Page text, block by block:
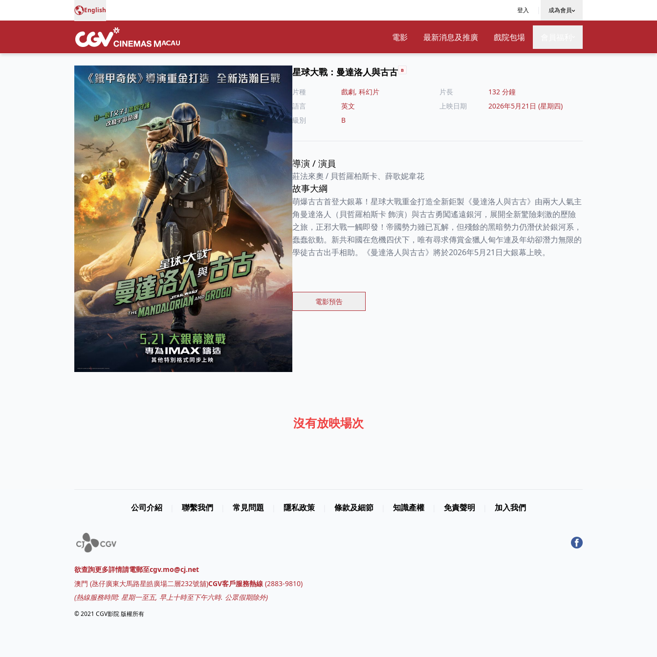
English 登入 成為會員
電影 最新消息及推廣 戲院包場
星球大戰：曼達洛人與古古 B
片種 戲劇, 科幻片 片長
132 分鐘
語言
英文 上映日期
2026年5月21日 (星期四)
級別
B
導演 / 演員
莊法來奧/ 貝哲羅柏斯卡、薛歌妮韋花
故事大綱
萌爆古古首登大銀幕！星球大戰重金打造全新鉅製《曼達洛人與古古》由兩大人氣主
角曼達洛人（貝哲羅柏斯卡 飾演）與古古勇闖遙遠銀河，展開全新驚險刺激的歷險
之旅，正邪大戰一觸即發！帝國勢力雖已瓦解，但殘餘的黑暗勢力仍潛伏於銀河系，
蠢蠢欲動。新共和國在危機四伏下，唯有尋求傳賞金獵人甸乍連及年幼卻潛力無限的
學徒古古出手相助。《曼達洛人與古古》將於2026年5月21日大銀幕上映。
電影預告
沒有放映場次
公司介紹 聯繫我們 常見問題 隱私政策 條款及細節 知識產權 免責聲明 加入我們
欲查詢更多詳情請電郵至cgv.mo@cj.net
澳門 (氹仔廣東大馬路星皓廣場二層232號舖)CGV客戶服務熱線 (2883-9810)
(熱線服務時間: 星期一至五, 早上十時至下午六時. 公眾假期除外)
© 2021 CGV影院 版權所有